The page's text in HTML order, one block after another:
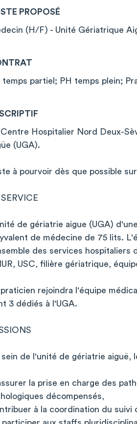
PROPOSÉ
(H/F) - Unité Gériatrique
temps partiel; PH temps plein;
Centre Hospitalier Nord Deux-
(UGA).
à pourvoir dès que possible
de gériatrie aigue (UGA)
de médecine de 75 lits.
des services hospitaliers
USC, filière gériatrique,
rejoindra l'équipe
3 dédiés à l'UGA.
de l'unité de gériatrie aiguë,
la prise en charge des
décompensés,
à la coordination du suivi